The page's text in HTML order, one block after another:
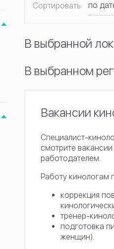
Сортировать
по
по
В выбранной
В выбранном
Вакансии
Специалист-
смотрите
работодателем.
Работу кинологам
коррекция
тренер-
подготовка
женщин).